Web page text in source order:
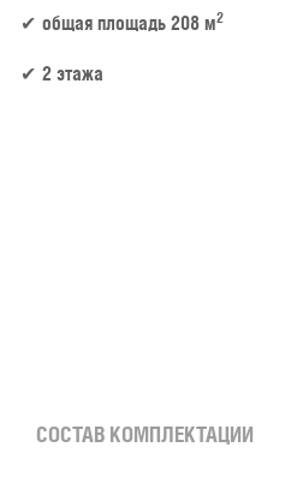
общая площадь 208 м2
2 этажа
СОСТАВ КОМПЛЕКТАЦИИ